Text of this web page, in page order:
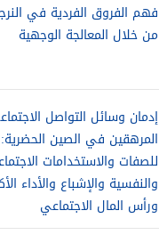
فهم الفروق الفردية في
من خلال المعالجة الوجهية
إدمان وسائل التواصل
المرهقين في الصين
للصفات والاستخدامات
والنفسية والإشباع والأداء
ورأس المال الاجتماعي